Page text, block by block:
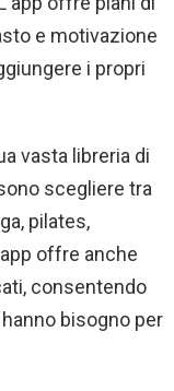
e motivazione
i propri
vasta libreria di
scegliere tra
pilates,
offre anche
consentendo
bisogno per